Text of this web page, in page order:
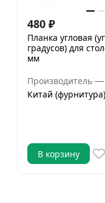
480 ₽
Планка угловая
градусов) для
мм
Производитель —
Китай (фурнитура)
В корзину